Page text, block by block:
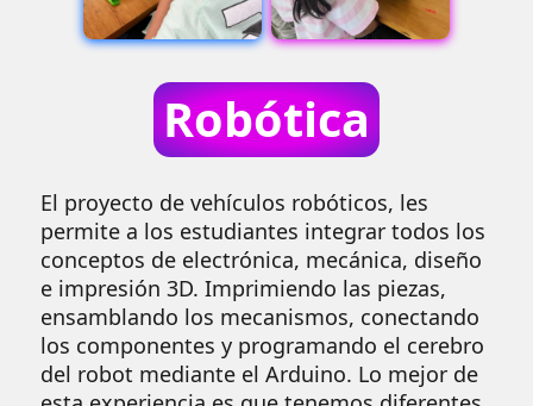
Robótica
El proyecto de vehículos robóticos, les
permite a los estudiantes integrar todos los
conceptos de electrónica, mecánica, diseño
e impresión 3D. Imprimiendo las piezas,
ensamblando los mecanismos, conectando
los componentes y programando el cerebro
del robot mediante el Arduino. Lo mejor de